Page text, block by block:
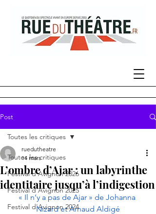
Post
Toutes les critiques
Festival d'Avignon 2026
Festival d'Avignon 2025
Festival d'Avignon 2024
Toutes les critiques
L’ombre d’Ajar : un labyrinthe
identitaire jusqu’à l’indigestion
ruedutheatre
14 mars
​​« Il n’y a pas de Ajar » de Johanna
Nizard et Arnaud Aldigé